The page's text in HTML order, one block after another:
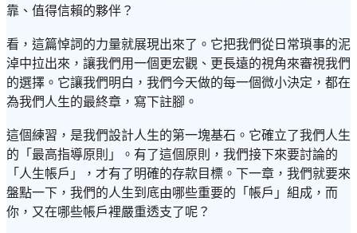
靠、值得信賴的夥伴？
看，這篇悼詞的力量就展現出來了。它把我們從日常瑣事的泥
淖中拉出來，讓我們用一個更宏觀、更長遠的視角來審視我們
的選擇。它讓我們明白，我們今天做的每一個微小決定，都在
為我們人生的最終章，寫下註腳。
這個練習，是我們設計人生的第一塊基石。它確立了我們人生
的「最高指導原則」。有了這個原則，我們接下來要討論的
「人生帳戶」，才有了明確的存款目標。下一章，我們就要來
盤點一下，我們的人生到底由哪些重要的「帳戶」組成，而
你，又在哪些帳戶裡嚴重透支了呢？